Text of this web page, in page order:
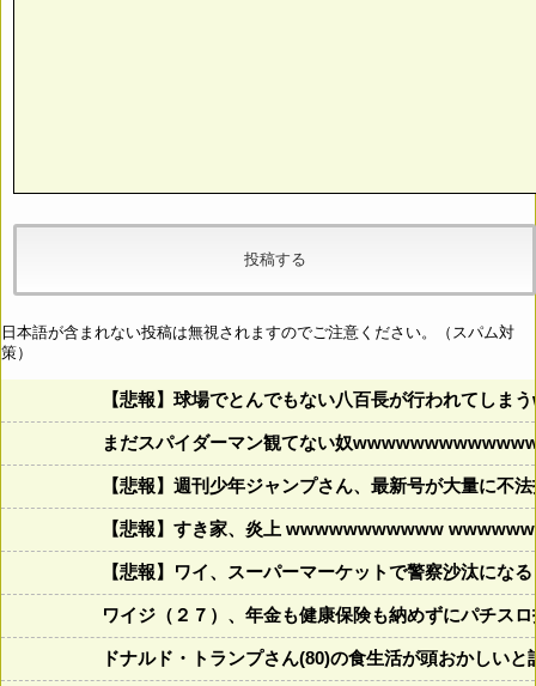
日本語が含まれない投稿は無視されますのでご注意ください。（スパム対
策）
【悲報】球場でとんでもない八百長が行われてし
まだスパイダーマン観てない奴
【悲報】週刊少年ジャンプさん、最新号が大量に不
【悲報】すき家、炎上 wwwwwwwwwww
【悲報】ワイ、スーパーマーケットで警察沙汰にな
ワイジ（２７）、年金も健康保険も納めずにパチス
ドナルド・トランプさん(80)の食生活が頭おかしい